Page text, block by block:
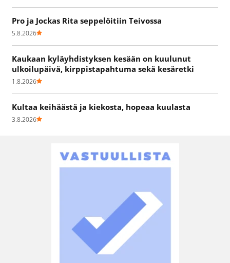
Pro ja Jockas Rita seppelöitiin Teivossa
5.8.2026
Kaukaan kyläyhdistyksen kesään on kuulunut
ulkoilupäivä, kirppistapahtuma sekä kesäretki
1.8.2026
Kultaa keihäästä ja kiekosta, hopeaa kuulasta
3.8.2026